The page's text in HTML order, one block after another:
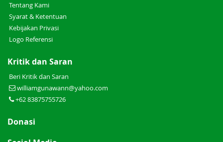
Tentang Kami
Syarat & Ketentuan
Kebijakan Privasi
Logo Referensi
Kritik dan Saran
Beri Kritik dan Saran
williamgunawann@yahoo.com
+62 83875755726
Donasi